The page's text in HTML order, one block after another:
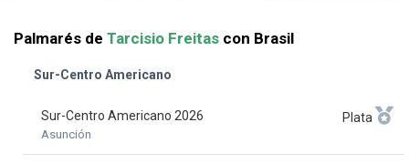
Palmarés de Tarcisio Freitas con Brasil
Sur-Centro Americano
Sur-Centro Americano 2026
Asunción
Plata